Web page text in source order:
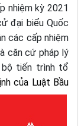
nhiệm kỳ 2021
đại biểu Quốc
các cấp nhiệm
căn cứ pháp lý
bộ tiến trình tổ
của Luật Bầu